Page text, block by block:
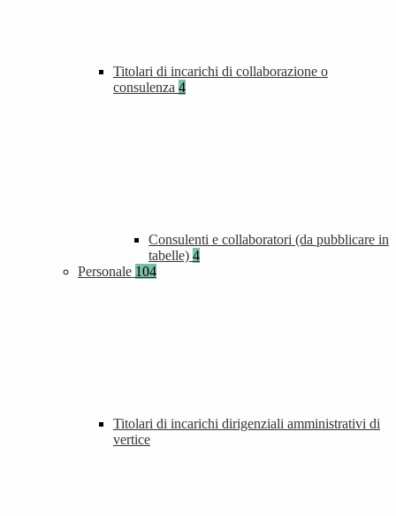
Titolari di incarichi di collaborazione o
consulenza 4
Consulenti e collaboratori (da pubblicare in
tabelle) 4
Personale 104
Titolari di incarichi dirigenziali amministrativi di
vertice